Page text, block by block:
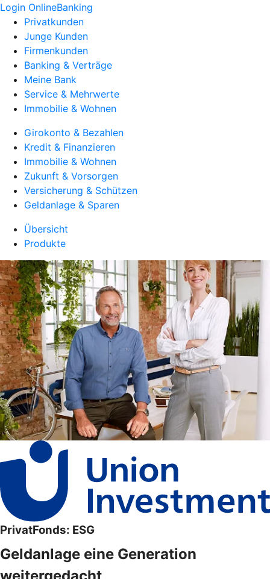
Login OnlineBanking
Privatkunden
Junge Kunden
Firmenkunden
Banking & Verträge
Meine Bank
Service & Mehrwerte
Immobilie & Wohnen
Girokonto & Bezahlen
Kredit & Finanzieren
Immobilie & Wohnen
Zukunft & Vorsorgen
Versicherung & Schützen
Geldanlage & Sparen
Übersicht
Produkte
PrivatFonds: ESG
Geldanlage eine Generation